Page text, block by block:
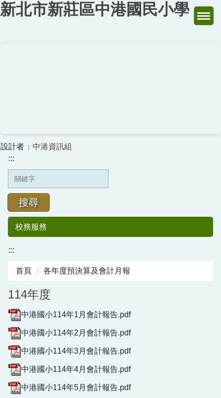
跳
到
新北市新莊區中港國民小學
設計者 ：中港資訊組
:::
搜尋
校務服務
:::
首頁 各年度預決算及會計月報
114年度
中港國小114年1月會計報告.pdf
中港國小114年2月會計報告.pdf
中港國小114年3月會計報告.pdf
中港國小114年4月會計報告.pdf
中港國小114年5月會計報告.pdf